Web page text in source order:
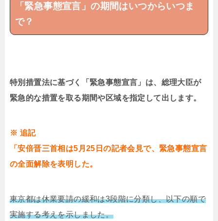
「緊急事態宣言」の期間はいつからいつま
で？
特別措置法に基づく「緊急事態宣言」は、総理大臣が
緊急的な措置を取る期間や区域を指定して出します。
※ 追記
「安倍晋三首相は5月25日の記者会見で、 緊急事態宣言
の全面解除を表明した。
東京都は休業要請の緩和は3段階に分類し、以下の順で
実施する考えを示しました。